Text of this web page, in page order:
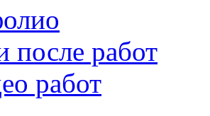
после работ
работ